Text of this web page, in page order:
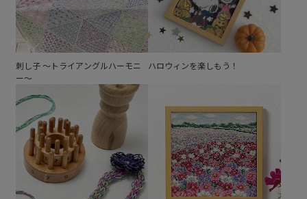
刺し子 ～トライアングルハーモニ
ー～
ハロウィンを楽しもう！